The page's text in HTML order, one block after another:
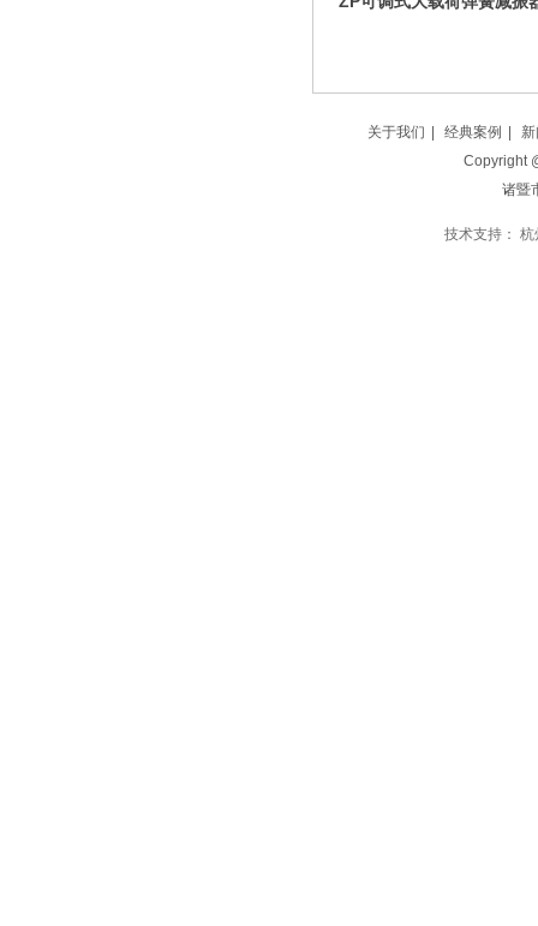
关于我们 经典案例
Copyright
诸暨
技术支持： 杭